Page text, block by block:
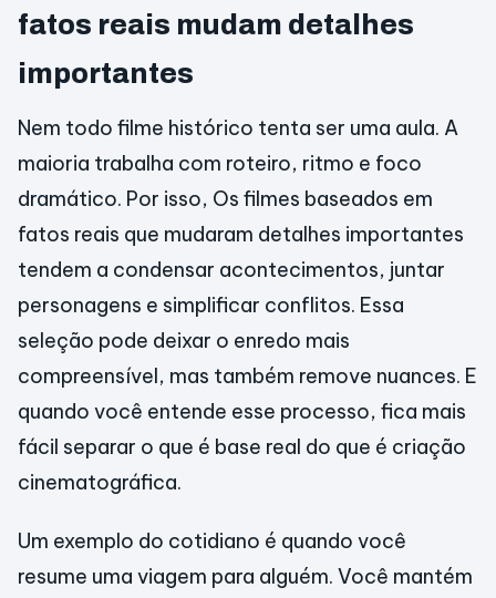
fatos reais mudam detalhes
importantes
Nem todo filme histórico tenta ser uma aula. A
maioria trabalha com roteiro, ritmo e foco
dramático. Por isso, Os filmes baseados em
fatos reais que mudaram detalhes importantes
tendem a condensar acontecimentos, juntar
personagens e simplificar conflitos. Essa
seleção pode deixar o enredo mais
compreensível, mas também remove nuances. E
quando você entende esse processo, fica mais
fácil separar o que é base real do que é criação
cinematográfica.
Um exemplo do cotidiano é quando você
resume uma viagem para alguém. Você mantém